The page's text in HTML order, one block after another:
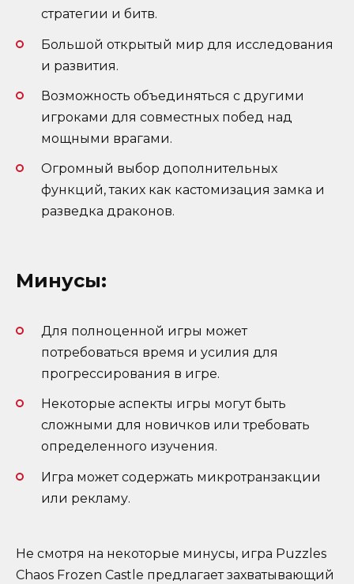
стратегии и битв.
Большой открытый мир для исследования
и развития.
Возможность объединяться с другими
игроками для совместных побед над
мощными врагами.
Огромный выбор дополнительных
функций, таких как кастомизация замка и
разведка драконов.
Минусы:
Для полноценной игры может
потребоваться время и усилия для
прогрессирования в игре.
Некоторые аспекты игры могут быть
сложными для новичков или требовать
определенного изучения.
Игра может содержать микротранзакции
или рекламу.
Не смотря на некоторые минусы, игра Puzzles
Chaos Frozen Castle предлагает захватывающий